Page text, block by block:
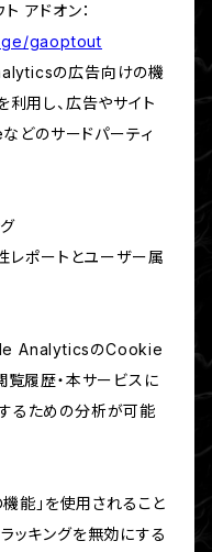
アドオン：
gaoptout
の広告向けの機
利用し、広告やサイト
のサードパーティ
ポートとユーザー属
AnalyticsのCookie
覧履歴・本サービスに
るための分析が可能
能」を使用されること
ッキングを無効にする